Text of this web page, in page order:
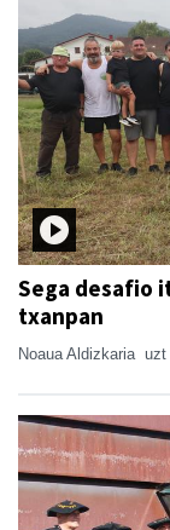
Sega desafio
txanpan
Noaua Aldizkaria uzt